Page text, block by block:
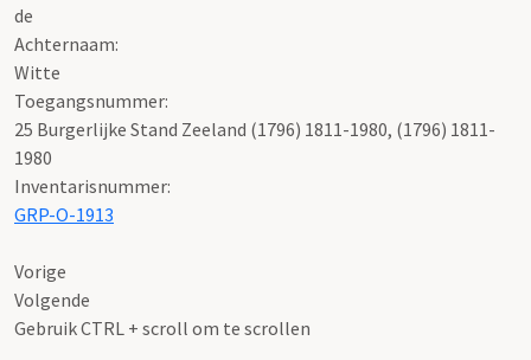
de
Achternaam:
Witte
Toegangsnummer:
25 Burgerlijke Stand Zeeland (1796) 1811-1980, (1796) 1811-
1980
Inventarisnummer:
GRP-O-1913
Vorige
Volgende
Gebruik CTRL + scroll om te scrollen